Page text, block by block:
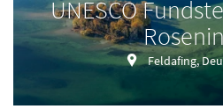
UNESCO
Feldafing,